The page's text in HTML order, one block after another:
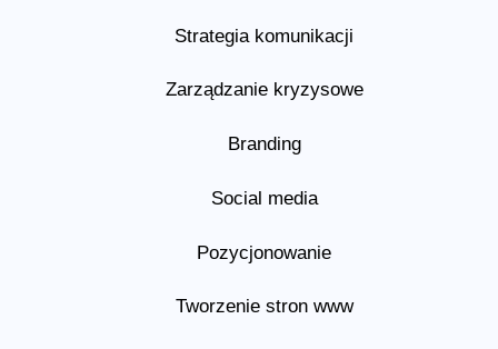
Strategia komunikacji
Zarządzanie kryzysowe
Branding
Social media
Pozycjonowanie
Tworzenie stron www